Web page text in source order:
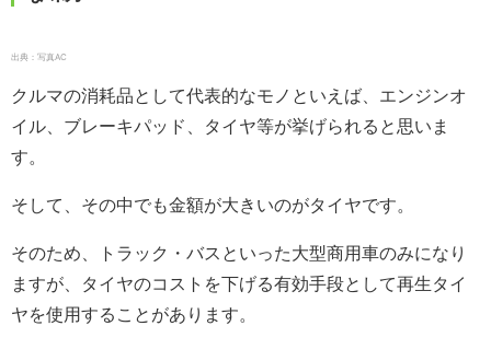
出典：写真AC
クルマの消耗品として代表的なモノといえば、エンジンオ
イル、ブレーキパッド、タイヤ等が挙げられると思いま
す。
そして、その中でも金額が大きいのがタイヤです。
そのため、トラック・バスといった大型商用車のみになり
ますが、タイヤのコストを下げる有効手段として再生タイ
ヤを使用することがあります。